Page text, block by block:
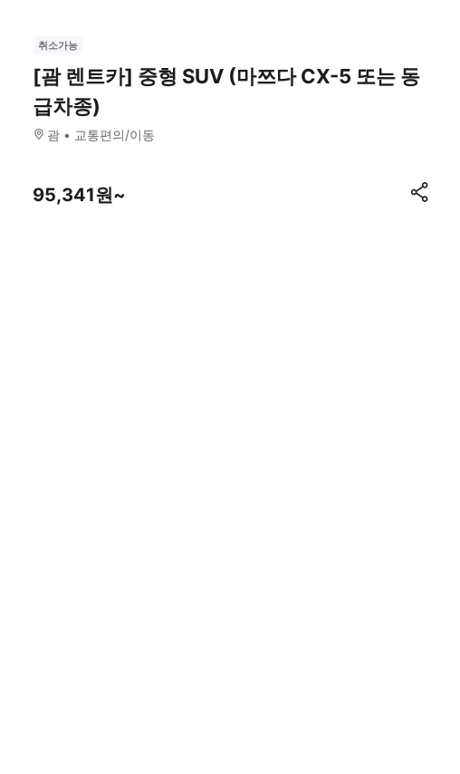
취소가능
[괌 렌트카] 중형 SUV (마쯔다 CX-5 또는 동
급차종)
괌 교통편의/이동
95,341원~